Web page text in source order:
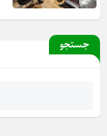
جستجو